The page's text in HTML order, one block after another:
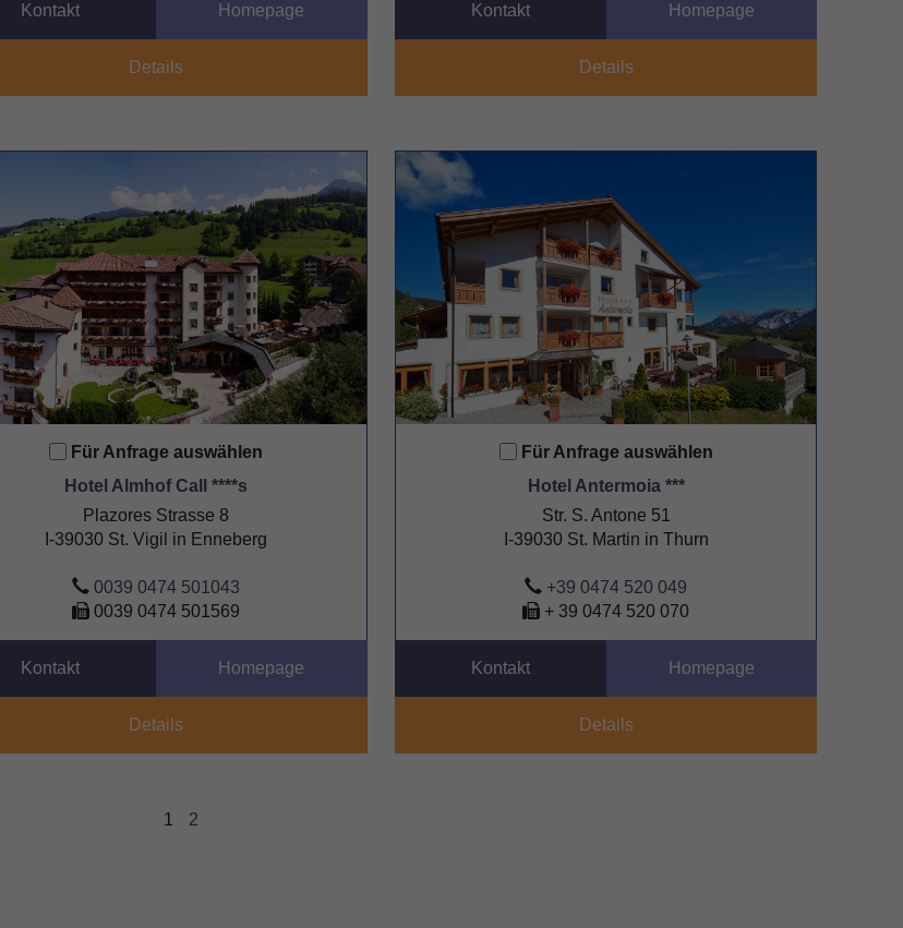
Kontakt Homepage
Details
Kontakt Homepage
Details
Für Anfrage auswählen
Hotel Almhof Call ****s
Plazores Strasse 8
I-39030 St. Vigil in Enneberg
0039 0474 501043
0039 0474 501569
Kontakt Homepage
Details
Für Anfrage auswählen
Hotel Antermoia ***
Str. S. Antone 51
I-39030 St. Martin in Thurn
+39 0474 520 049
+ 39 0474 520 070
Kontakt Homepage
Details
1 2